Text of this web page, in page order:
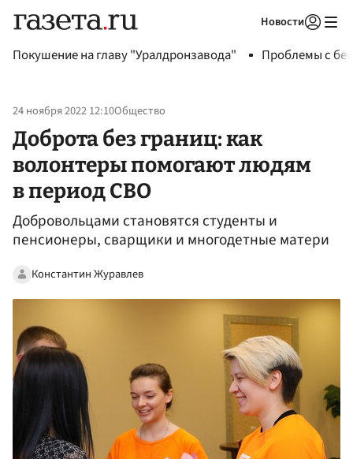
Новости
Покушение на главу "Уралдронзавода" Проблемы с
24 ноября 2022 12:10Общество
Доброта без границ: как
волонтеры помогают людям
в период СВО
Добровольцами становятся студенты и
пенсионеры, сварщики и многодетные матери
Константин Журавлев